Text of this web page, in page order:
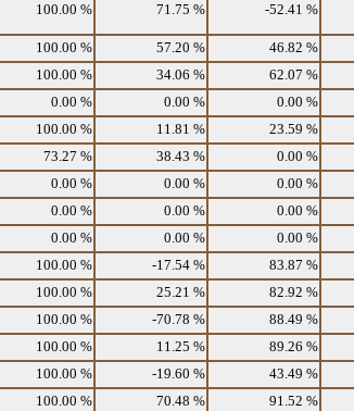
100.00 % 71.75 % -52.41 %
100.00 % 57.20 % 46.82 %
100.00 % 34.06 % 62.07 %
0.00 % 0.00 % 0.00 %
100.00 % 11.81 % 23.59 %
73.27 % 38.43 % 0.00 %
0.00 % 0.00 % 0.00 %
0.00 % 0.00 % 0.00 %
0.00 % 0.00 % 0.00 %
100.00 % -17.54 % 83.87 %
100.00 % 25.21 % 82.92 %
100.00 % -70.78 % 88.49 %
100.00 % 11.25 % 89.26 %
100.00 % -19.60 % 43.49 %
100.00 % 70.48 % 91.52 %